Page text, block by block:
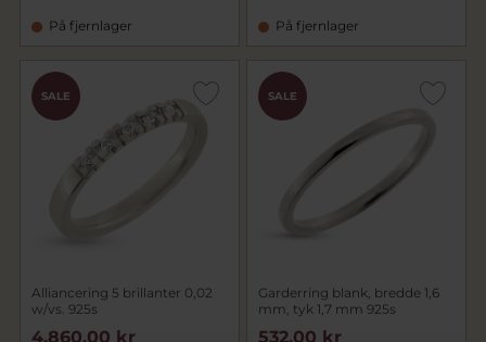
På fjernlager På fjernlager
SALE
Alliancering 5 brillanter 0,02
w/vs. 925s
4.860,00 kr
SALE
Garderring blank, bredde 1,6
mm, tyk 1,7 mm 925s
532,00 kr